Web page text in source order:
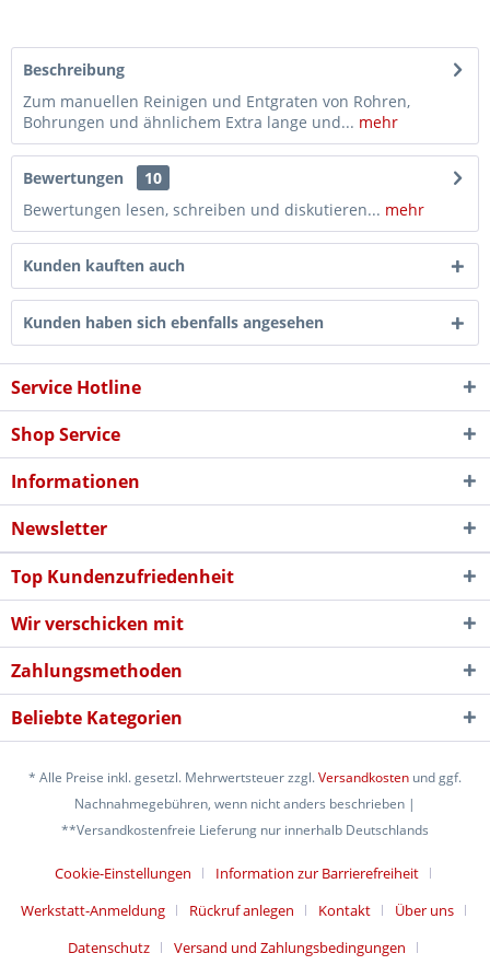
Beschreibung
Zum manuellen Reinigen und Entgraten von Rohren,
Bohrungen und ähnlichem Extra lange und... mehr
Bewertungen
10
Bewertungen lesen, schreiben und diskutieren... mehr
Kunden kauften auch
Kunden haben sich ebenfalls angesehen
Service Hotline
Shop Service
Informationen
Newsletter
Top Kundenzufriedenheit
Wir verschicken mit
Zahlungsmethoden
Beliebte Kategorien
* Alle Preise inkl. gesetzl. Mehrwertsteuer zzgl.Versandkosten und ggf.
Nachnahmegebühren, wenn nicht anders beschrieben |
**Versandkostenfreie Lieferung nur innerhalb Deutschlands
Cookie-Einstellungen
Information zur Barrierefreiheit
Werkstatt-Anmeldung
Rückruf anlegen Kontakt
Über uns
Datenschutz
Versand und Zahlungsbedingungen